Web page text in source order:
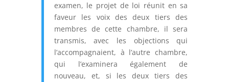
examen, le projet de loi réunit en sa
faveur les voix des deux tiers des
membres de cette chambre, il sera
transmis, avec les objections qui
l’accompagnaient, à l’autre chambre,
qui l’examinera également de
nouveau, et, si les deux tiers des